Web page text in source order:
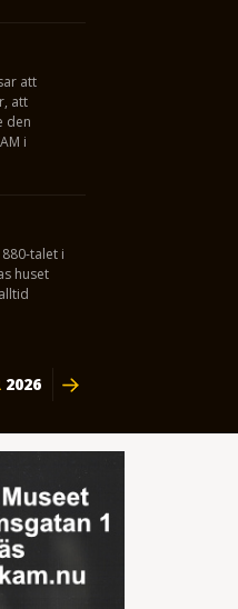
att
att
den
i
talet i
huset
2026